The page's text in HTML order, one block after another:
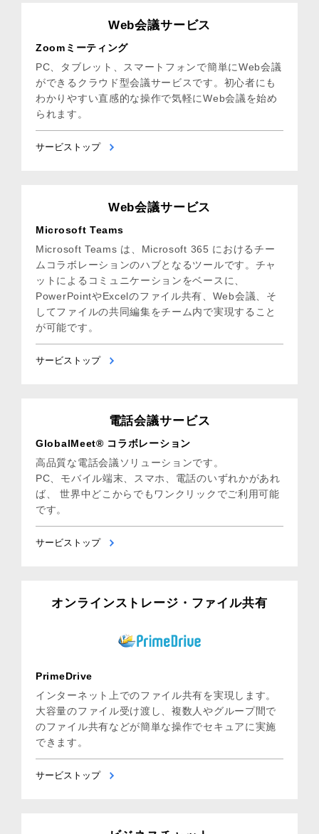
Web会議サービス
Zoomミーティング
PC、タブレット、スマートフォンで簡単にWeb会議
ができるクラウド型会議サービスです。初心者にも
わかりやすい直感的な操作で気軽にWeb会議を始め
られます。
サービストップ
Web会議サービス
Microsoft Teams
Microsoft Teams は、Microsoft 365 におけるチー
ムコラボレーションのハブとなるツールです。チャ
ットによるコミュニケーションをベースに、
PowerPointやExcelのファイル共有、Web会議、そ
してファイルの共同編集をチーム内で実現すること
が可能です。
サービストップ
電話会議サービス
GlobalMeet® コラボレーション
高品質な電話会議ソリューションです。
PC、モバイル端末、スマホ、電話のいずれかがあれ
ば、 世界中どこからでもワンクリックでご利用可能
です。
サービストップ
オンラインストレージ・ファイル共有
PrimeDrive
インターネット上でのファイル共有を実現します。
大容量のファイル受け渡し、複数人やグループ間で
のファイル共有などが簡単な操作でセキュアに実施
できます。
サービストップ